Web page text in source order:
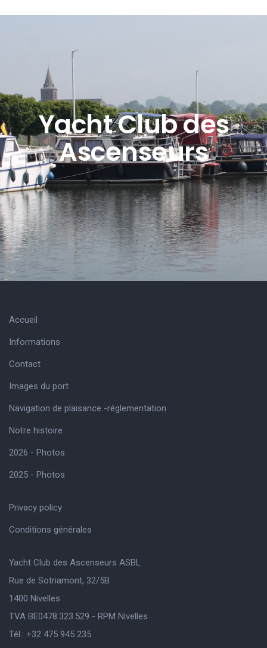
Yacht Club des
Ascenseurs
Accueil
Informations
Contact
Images du port
Navigation de plaisance -réglementation
Notre histoire
2026 - Photos
2025 - Photos
Privacy policy
Conditions générales
Yacht Club des Ascenseurs ASBL
Rue de Sotriamont, 32/5B
1400 Nivelles
TVA BE0478.323.529 - RPM Nivelles
Tél.: +32 475 945 235